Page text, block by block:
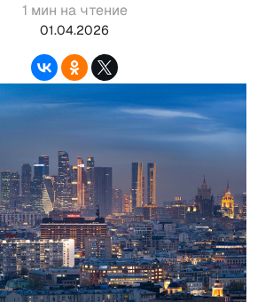
1 мин на чтение
01.04.2026